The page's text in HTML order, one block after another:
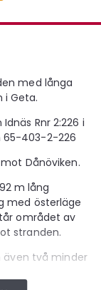
med långa
i Geta.
Rnr 2:226 i
65-403-2-226
Dånöviken.
m lång
med österläge
området av
stranden.
även två minder